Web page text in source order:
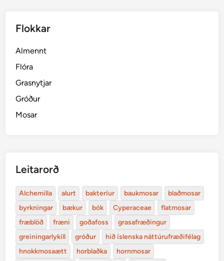
Flokkar
Almennt
Flóra
Grasnytjar
Gróður
Mosar
Leitarorð
Alchemilla alurt bakteríur baukmosar
blaðmosar
byrkningar
bækur bók Cyperaceae
flatmosar
fræblöð
fræni goðafoss
grasafræðingur
greiningarlykill
gróður
hið íslenska náttúrufræðifélag
hnokkmosaætt
horblaðka
hornmosar